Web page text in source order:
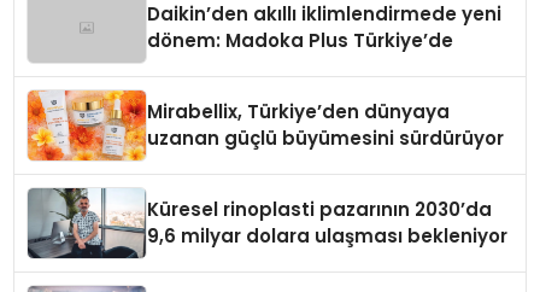
Daikin’den akıllı iklimlendirmede yeni
dönem: Madoka Plus Türkiye’de
Mirabellix, Türkiye’den dünyaya
uzanan güçlü büyümesini sürdürüyor
Küresel rinoplasti pazarının 2030’da
9,6 milyar dolara ulaşması bekleniyor